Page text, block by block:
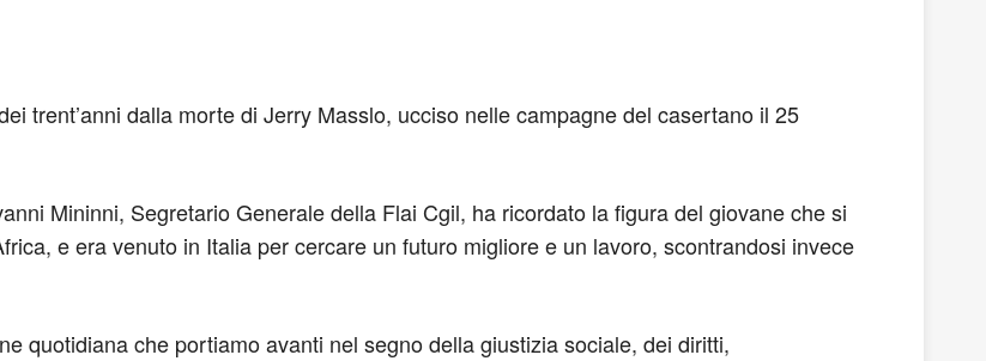
trent’anni dalla morte di Jerry Masslo, ucciso nelle campagne del casertano il 25
Mininni, Segretario Generale della Flai Cgil, ha ricordato la figura del giovane che si
e era venuto in Italia per cercare un futuro migliore e un lavoro, scontrandosi invece
quotidiana che portiamo avanti nel segno della giustizia sociale, dei diritti,